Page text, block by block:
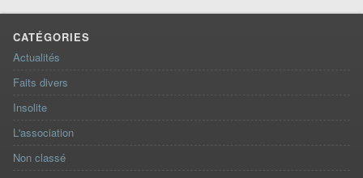
CATÉGORIES
Actualités
Faits divers
Insolite
L'association
Non classé